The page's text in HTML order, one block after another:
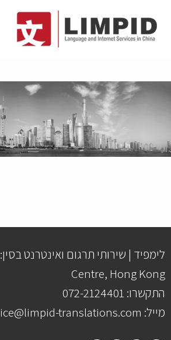
לימפיד | שירותי תרגום ואינטרנט בסין: Billion
Centre, Hong Kong
התקשרו: 072-2124401
מייל: service@limpid-translations.com